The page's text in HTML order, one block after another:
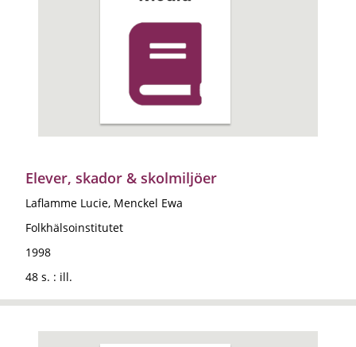
Elever, skador & skolmiljöer
Laflamme Lucie, Menckel Ewa
Folkhälsoinstitutet
1998
48 s. : ill.